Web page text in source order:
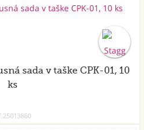
sada v taške CPK-01, 10
ks